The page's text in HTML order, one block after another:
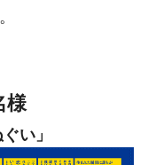
様
い」